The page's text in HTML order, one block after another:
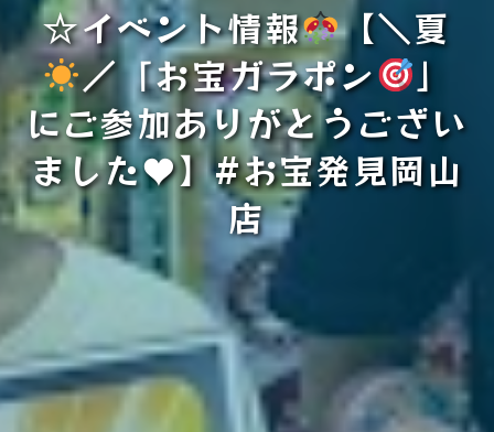
☆イベント情報
【＼夏
／「お宝ガラポン
」
にご参加ありがとうござい
ました♥】#お宝発見岡山
店